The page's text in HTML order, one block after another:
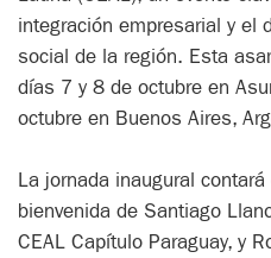
integración empresarial y el
social de la región. Esta
días 7 y 8 de octubre en
octubre en Buenos Aires,
La jornada inaugural
bienvenida de Santiago
CEAL Capítulo Paraguay, y